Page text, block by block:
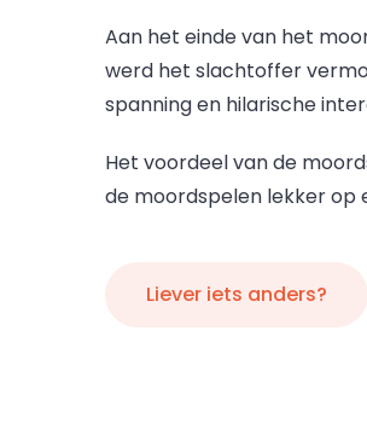
Aan het einde van het
werd het slachtoffer
spanning en hilarische
Het voordeel van de
de moordspelen lekker op
Liever iets anders?